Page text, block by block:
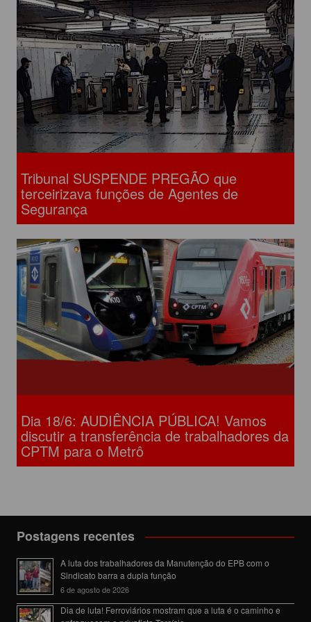
Tribunal SUSPENDE PREGÃO que
terceirizava funções de Agentes de
Segurança
Dia 18/6: AUDIÊNCIA PÚBLICA! Vamos
discutir a transferência de trabalhadores da
CPTM para o Metrô
Postagens recentes
A luta dos trabalhadores da Manutenção do EPB com o
Sindicato barra a dupla função
6 de agosto de 2026
Dia de luta! Ferroviários mostram que a luta é o caminho e